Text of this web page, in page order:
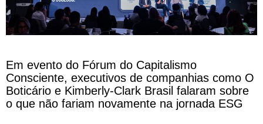
Em evento do Fórum do Capitalismo
Consciente, executivos de companhias como O
Boticário e Kimberly-Clark Brasil falaram sobre
o que não fariam novamente na jornada ESG